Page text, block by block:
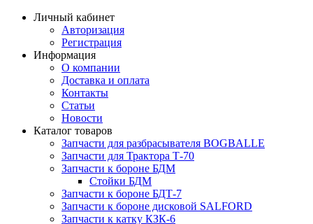
Личный кабинет
Авторизация
Регистрация
Информация
О компании
Доставка и оплата
Контакты
Статьи
Новости
Каталог товаров
Запчасти для разбрасывателя BOGBALLE
Запчасти для Трактора Т-70
Запчасти к бороне БДМ
Стойки БДМ
Запчасти к бороне БДТ-7
Запчасти к бороне дисковой SALFORD
Запчасти к катку КЗК-6